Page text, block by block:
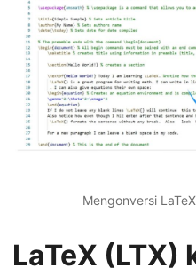
Mengonversi
LaTeX (LTX)